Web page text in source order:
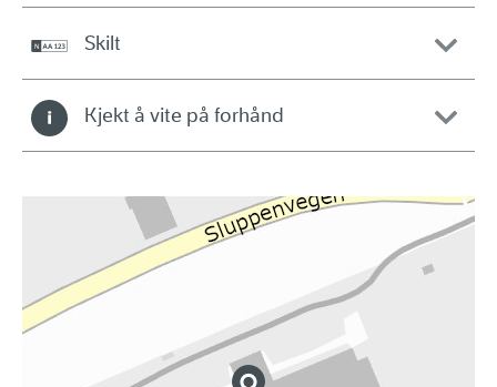
Skilt
Kjekt å vite på forhånd